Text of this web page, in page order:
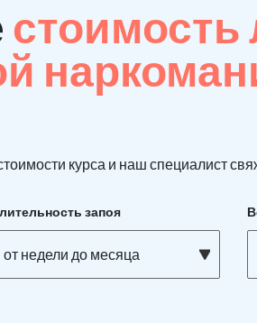
стоимость
курса и наш специалист
запоя
от недели до месяца